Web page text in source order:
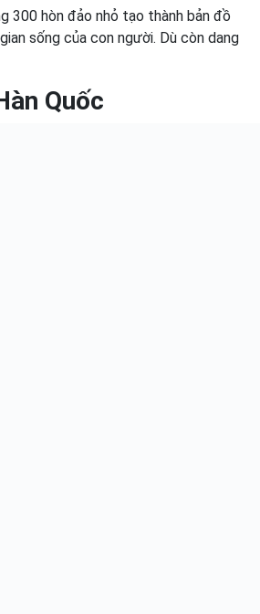
300 hòn đảo nhỏ tạo thành bản đồ
sống của con người. Dù còn dang
Quốc